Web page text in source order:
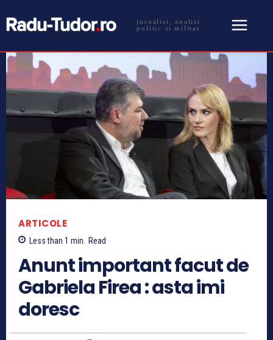
jurnalist, analist
politic si militar
ARTICOLE
Less than 1 min. Read
Anunt important facut de
Gabriela Firea : asta imi
doresc